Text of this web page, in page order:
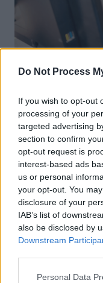
Do Not Process
If you wish to opt-out
processing of your
targeted advertising
section to confirm
opt-out request is
interest-based ads
us or personal
your opt-out. You
disclosure of your
IAB’s list of
also be disclosed by
Downstream
Personal Data
Y
Rydym yn
ardderchog,
Cyflog
Cofrestru'n
Llywodraeth
Hawl i wyliau